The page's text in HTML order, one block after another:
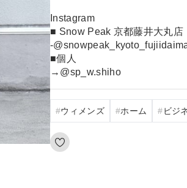
Instagram
■ Snow Peak 京都藤井大丸店
-
■個人
→@sp_w.shiho
ウィメンズ ホーム ビジ